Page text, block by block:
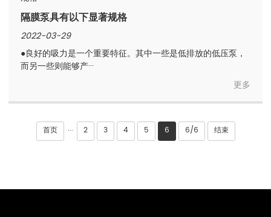
隔膜泵具有以下显著规格
2022-03-29
●良好的吸力是一个重要特征。其中一些是低排放的低压泵，
而另一些则能够产···
更多
首页 ··· 2 3 4 5 6 6/6 结束